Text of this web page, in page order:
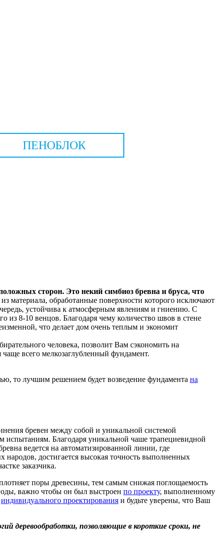
ПЕНОБЛОК
сторон. Это некий симбиоз бревна и бруса, что
материала, обработанные поверхности которого исключают
устойчива к атмосферным явлениям и гниению. С
из 8-10 венцов. Благодаря чему количество швов в стене
что делает дом очень теплым и экономит
человека, позволит Вам сэкономить на
всего мелкозаглубленный фундамент.
то лучшим решением будет возведение фундамента на
бревен между собой и уникальной системой
Благодаря уникальной чаше трапециевидной
ведется на автоматизированной линии, где
народов, достигается высокая точность выполненных
заказчика.
поры древесины, тем самым снижая поглощаемость
важно чтобы он был выстроен по проекту, выполненному
индивидуального проектирования и будьте уверены, что Ваш
деревообработки, позволяющие в короткие сроки, не